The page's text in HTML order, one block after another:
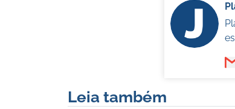
Leia também